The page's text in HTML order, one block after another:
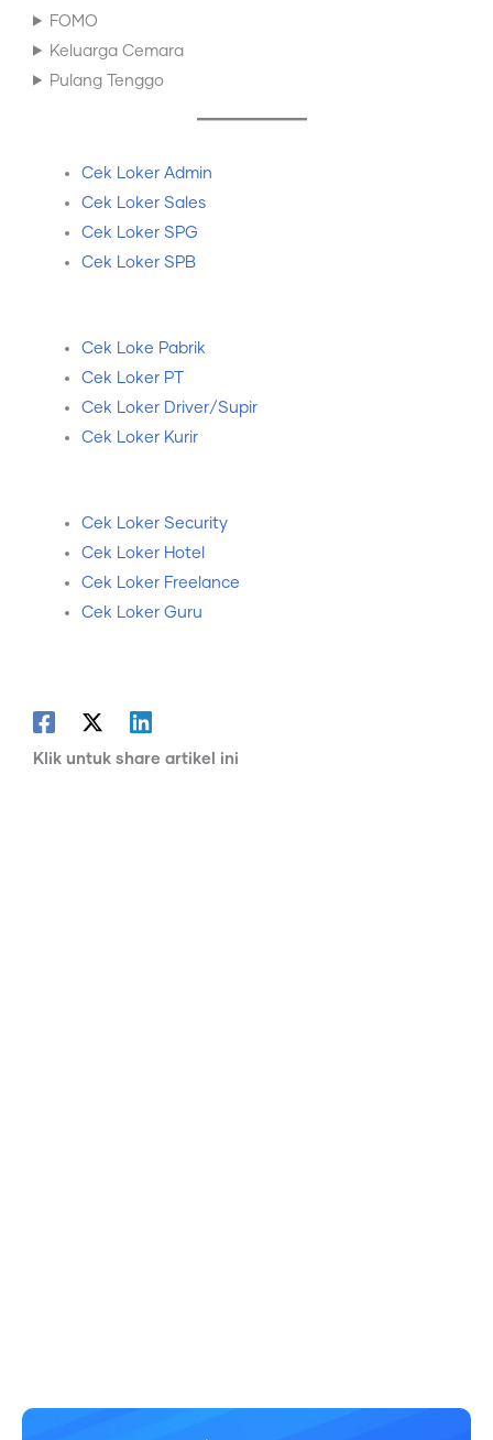
FOMO
Keluarga Cemara
Pulang Tenggo
Cek Loker Admin
Cek Loker Sales
Cek Loker SPG
Cek Loker SPB
Cek Loke Pabrik
Cek Loker PT
Cek Loker Driver/Supir
Cek Loker Kurir
Cek Loker Security
Cek Loker Hotel
Cek Loker Freelance
Cek Loker Guru
Klik untuk share artikel ini